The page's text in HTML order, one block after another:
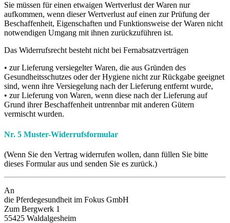
Sie müssen für einen etwaigen Wertverlust der Waren nur
aufkommen, wenn dieser Wertverlust auf einen zur Prüfung der
Beschaffenheit, Eigenschaften und Funktionsweise der Waren nicht
notwendigen Umgang mit ihnen zurückzuführen ist.
Das Widerrufsrecht besteht nicht bei Fernabsatzverträgen
• zur Lieferung versiegelter Waren, die aus Gründen des
Gesundheitsschutzes oder der Hygiene nicht zur Rückgabe geeignet
sind, wenn ihre Versiegelung nach der Lieferung entfernt wurde,
• zur Lieferung von Waren, wenn diese nach der Lieferung auf
Grund ihrer Beschaffenheit untrennbar mit anderen Gütern
vermischt wurden.
Nr. 5 Muster-Widerrufsformular
(Wenn Sie den Vertrag widerrufen wollen, dann füllen Sie bitte
dieses Formular aus und senden Sie es zurück.)
An
die Pferdegesundheit im Fokus GmbH
Zum Bergwerk 1
55425 Waldalgesheim